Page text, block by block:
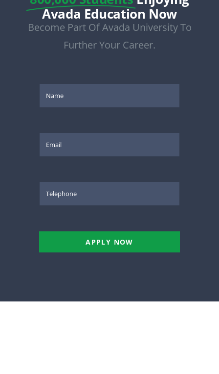
Avada Education Now
Become Part Of Avada University To
Further Your Career.
APPLY NOW